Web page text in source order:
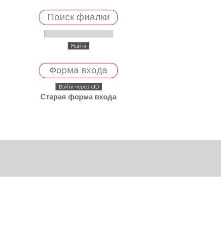
Поиск фиалки
Форма входа
Войти через uID
Старая форма входа